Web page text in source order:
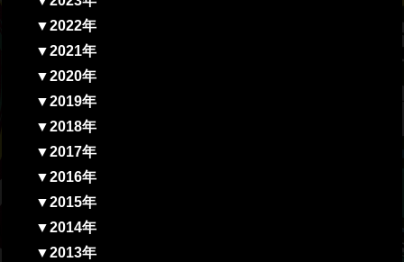
▼2022年
▼2021年
▼2020年
▼2019年
▼2018年
▼2017年
▼2016年
▼2015年
▼2014年
▼2013年